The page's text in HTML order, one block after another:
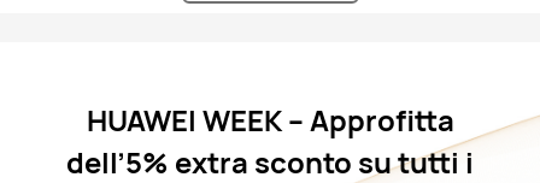
HUAWEI WEEK – Approfitta
dell’5% extra sconto su tutti i